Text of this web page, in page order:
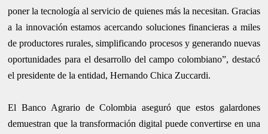
poner la tecnología al servicio de quienes más la necesitan. Gracias
a la innovación estamos acercando soluciones financieras a miles
de productores rurales, simplificando procesos y generando nuevas
oportunidades para el desarrollo del campo colombiano”, destacó
el presidente de la entidad, Hernando Chica Zuccardi.
El Banco Agrario de Colombia aseguró que estos galardones
demuestran que la transformación digital puede convertirse en una